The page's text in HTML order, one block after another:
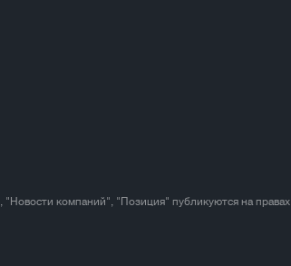
компаний", "Позиция" публикуются на правах